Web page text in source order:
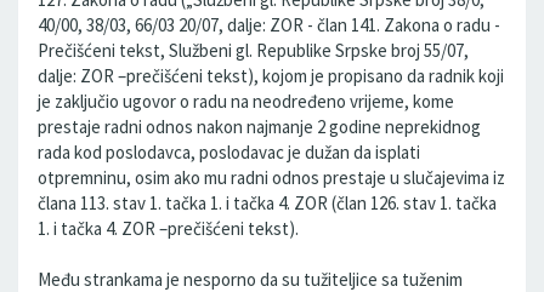
40/00, 38/03, 66/03 20/07, dalje: ZOR - član 141. Zakona o radu -
Prečišćeni tekst, Službeni gl. Republike Srpske broj 55/07,
dalje: ZOR –prečišćeni tekst), kojom je propisano da radnik koji
je zaključio ugovor o radu na neodređeno vrijeme, kome
prestaje radni odnos nakon najmanje 2 godine neprekidnog
rada kod poslodavca, poslodavac je dužan da isplati
otpremninu, osim ako mu radni odnos prestaje u slučajevima iz
člana 113. stav 1. tačka 1. i tačka 4. ZOR (član 126. stav 1. tačka
1. i tačka 4. ZOR –prečišćeni tekst).
Među strankama je nesporno da su tužiteljice sa tuženim